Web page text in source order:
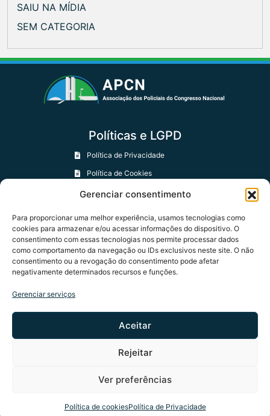
Gerenciar consentimento
Para proporcionar uma melhor experiência, usamos tecnologias como
cookies para armazenar e/ou acessar informações do dispositivo. O
consentimento com essas tecnologias nos permite processar dados
como comportamento da navegação ou IDs exclusivos neste site. O não
consentimento ou a revogação do consentimento pode afetar
negativamente determinados recursos e funções.
Gerenciar serviços
Aceitar
Rejeitar
Ver preferências
Política de cookiesPolítica de Privacidade
SAIU NA MÍDIA
SEM CATEGORIA
Políticas e LGPD
Política de Privacidade
Política de Cookies
Política de Trocas e Devoluções
Contatos
+55 61 97401-0594
contato@apcn.org.br
Formulário de Contato
Congresso Nacional - Praça dos Três Poderes - Brasília
Development byCarlosvz